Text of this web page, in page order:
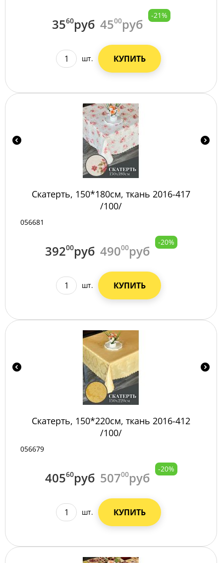
3560руб 4500руб
-21%
шт. КУПИТЬ
Скатерть, 150*180см, ткань 2016-417
/100/
056681
39200руб 49000руб
-20%
шт. КУПИТЬ
Скатерть, 150*220см, ткань 2016-412
/100/
056679
40560руб 50700руб
-20%
шт. КУПИТЬ